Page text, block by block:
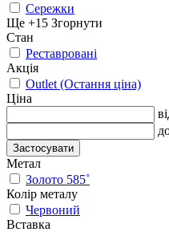
Сережки
Ще +15 Згорнути
Стан
Реставровані
Акція
Outlet (Остання ціна)
Ціна
Застосувати
Метал
Золото 585˚
Колір металу
Червоний
Вставка